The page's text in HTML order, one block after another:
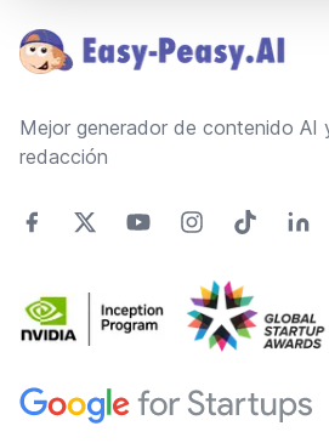
Mejor generador de contenido AI
redacción